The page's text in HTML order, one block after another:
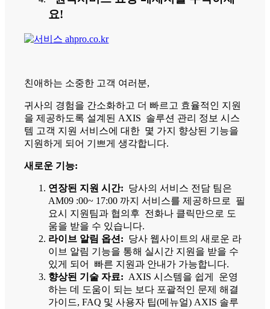
요!
친애하는 소중한 고객 여러분,
귀사의 경험을 간소화하고 더 빠르고 효율적인 지원
을 제공하도록 설계된 AXIS 솔루션 관리 정보 시스
템 고객 지원 서비스에 대한 몇 가지 향상된 기능을
지원하게 되어 기쁘게 생각합니다.
새로운 기능:
연장된 지원 시간: 당사의 서비스 전담 팀은
AM09 :00~ 17:00 까지 서비스를 제공하므로 필
요시 지원팀과 협의후 전화나 클릭만으로 도
움을 받을 수 있습니다.
라이브 알림 옵션: 당사 웹사이트의 새로운 라
이브 알림 기능을 통해 실시간 지원을 받을 수
있게 되어 빠른 지원과 안내가 가능합니다.
향상된 기술 자료: AXIS 시스템을 쉽게 운영
하는 데 도움이 되는 보다 포괄적인 문제 해결
가이드, FAQ 및 사용자 팁(메뉴얼) AXIS 솔루